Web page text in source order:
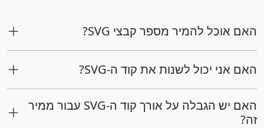
האם אוכל להמיר מספר קבצי SVG?
האם אני יכול לשנות את קוד ה-SVG?
האם יש הגבלה על אורך קוד ה-SVG עבור ממיר
זה?